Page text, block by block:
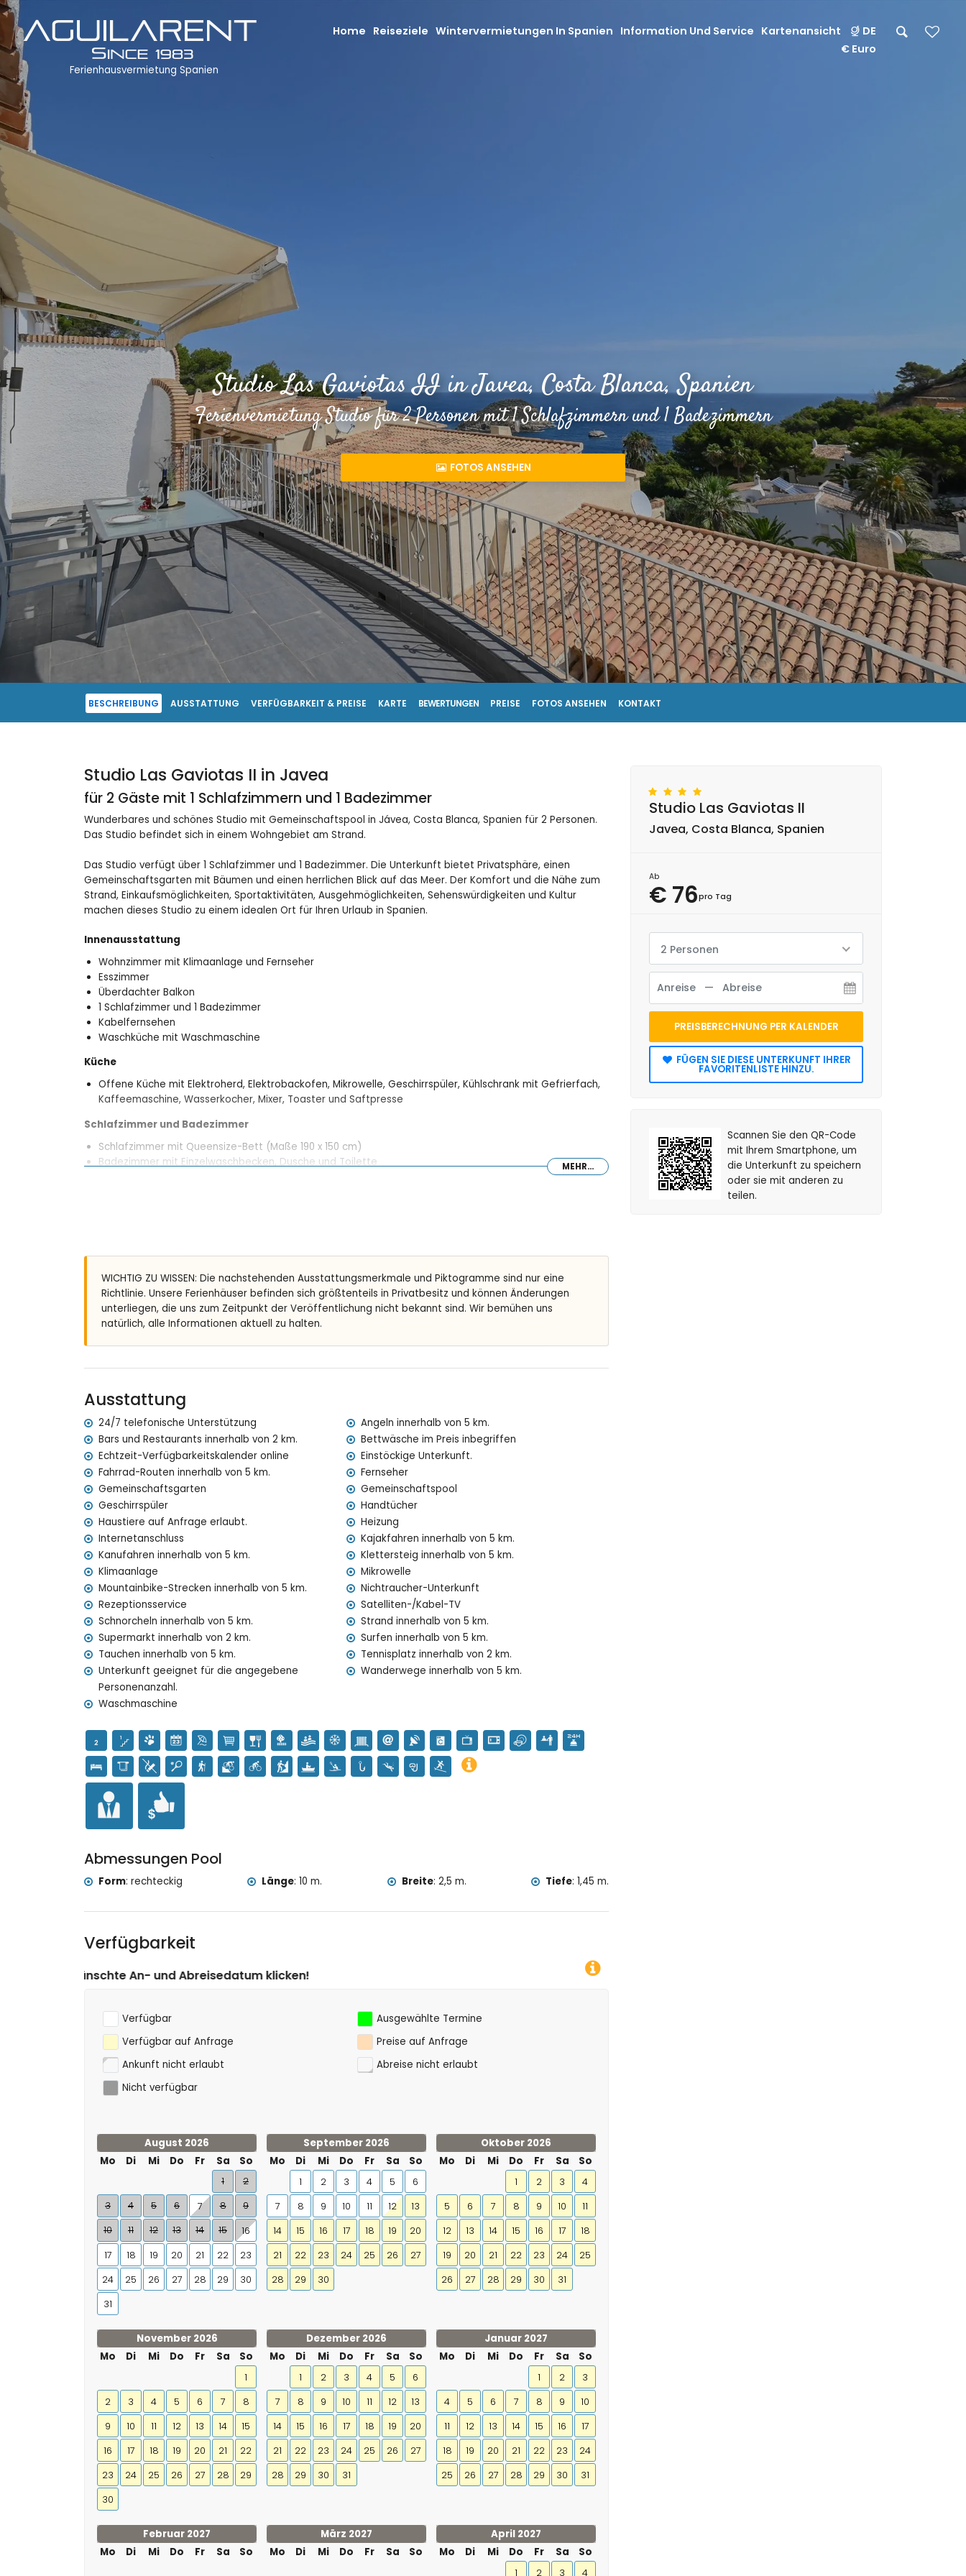
Studio Las Gaviotas II in Javea, Costa Blanca, Spanien
Ferienvermietung Studio für 2 Personen mit 1 Schlafzimmern und 1 Badezimmern
FOTOS ANSEHEN
BESCHREIBUNG AUSSTATTUNG VERFÜGBARKEIT & PREISE KARTE BEWERTUNGEN PREISE FOTOS ANSEHEN KONTAKT
Studio Las Gaviotas II in Javea
für 2 Gäste mit 1 Schlafzimmern und 1 Badezimmer
Wunderbares und schönes Studio mit Gemeinschaftspool in Jávea, Costa Blanca, Spanien für 2 Personen.
Das Studio befindet sich in einem Wohngebiet am Strand.
Das Studio verfügt über 1 Schlafzimmer und 1 Badezimmer. Die Unterkunft bietet Privatsphäre, einen
Gemeinschaftsgarten mit Bäumen und einen herrlichen Blick auf das Meer. Der Komfort und die Nähe zum
Strand, Einkaufsmöglichkeiten, Sportaktivitäten, Ausgehmöglichkeiten, Sehenswürdigkeiten und Kultur
machen dieses Studio zu einem idealen Ort für Ihren Urlaub in Spanien.
Innenausstattung
Wohnzimmer mit Klimaanlage und Fernseher
Esszimmer
Überdachter Balkon
1 Schlafzimmer und 1 Badezimmer
Kabelfernsehen
Waschküche mit Waschmaschine
Küche
Offene Küche mit Elektroherd, Elektrobackofen, Mikrowelle, Geschirrspüler, Kühlschrank mit Gefrierfach,
Kaffeemaschine, Wasserkocher, Mixer, Toaster und Saftpresse
Schlafzimmer und Badezimmer
Schlafzimmer mit Queensize-Bett (Maße 190 x 150 cm)
Badezimmer mit Einzelwaschbecken, Dusche und Toilette
Nächste Stadt: Jávea (innerhalb von 10 Kilometern vom Studio)
Nächster Fluss oder Ufer: Mittelmeer, Jávea (innerhalb von 5 Kilometern vom Studio)
Nächster Strand: Cala de la Barraca, Jávea (innerhalb von 5 Kilometern vom Studio)
Nächster Hafen: Duanes del Mar, Jávea (innerhalb von 10 Kilometern vom Studio)
Nächster Park: La Guardia, Jávea (innerhalb von 5 Kilometern vom Studio)
Rauchen nicht erlaubt
Bitte anfragen, ob Haustiere erlaubt sind
Die Unterkunft ist sehr geeignet für Familien mit Kindern
Anlagen und Dienstleistungen, die im Mietpreis inbegriffen sind
Internet (WiFi)
Bügeleisen und Bügelbrett
Bettwäsche und Handtücher
Empfangsservice und 24-Stunden-Notfalldienst
Luftheizung und Klimaanlage
Anlagen und Dienstleistungen gegen Aufpreis
Zusatzbett und Kinderbett (auf Anfrage)
Sehenswürdigkeiten und Kultur in Jávea, Costa Blanca
Museum (Pueblo Histórico, Jávea), Kirche (San Bartolomé, Jávea), Ruine (Pueblo Histórico, Jávea),
Denkmal (Pueblo Histórico, Jávea), architektonisches Gebäude (Pueblo Histórico, Jávea), historischer
Ort (Pueblo Histórico und Jávea) (innerhalb von 10 Kilometern von der Unterkunft)
Burg (Portal de la Vila und Denia) (innerhalb von 25 Kilometern von der Unterkunft)
Sport
Schnorcheln und Surfen (innerhalb von 5 Kilometern vom Studio)
Golf (Jávea Golf Club, Jávea) und Reiten (innerhalb von 10 Kilometern vom Studio)
MEHR...
WICHTIG ZU WISSEN: Die nachstehenden Ausstattungsmerkmale und Piktogramme sind nur eine
Richtlinie. Unsere Ferienhäuser befinden sich größtenteils in Privatbesitz und können Änderungen
unterliegen, die uns zum Zeitpunkt der Veröffentlichung nicht bekannt sind. Wir bemühen uns
natürlich, alle Informationen aktuell zu halten.
Ausstattung
24/7 telefonische Unterstützung
Angeln innerhalb von 5 km.
Bars und Restaurants innerhalb von 2 km.
Bettwäsche im Preis inbegriffen
Echtzeit-Verfügbarkeitskalender online
Einstöckige Unterkunft.
Fahrrad-Routen innerhalb von 5 km.
Fernseher
Gemeinschaftsgarten
Gemeinschaftspool
Geschirrspüler
Handtücher
Haustiere auf Anfrage erlaubt.
Heizung
Internetanschluss
Kajakfahren innerhalb von 5 km.
Kanufahren innerhalb von 5 km.
Klettersteig innerhalb von 5 km.
Klimaanlage
Mikrowelle
Mountainbike-Strecken innerhalb von 5 km.
Nichtraucher-Unterkunft
Rezeptionsservice
Satelliten-/Kabel-TV
Schnorcheln innerhalb von 5 km.
Strand innerhalb von 5 km.
Supermarkt innerhalb von 2 km.
Surfen innerhalb von 5 km.
Tauchen innerhalb von 5 km.
Tennisplatz innerhalb von 2 km.
Unterkunft geeignet für die angegebene
Personenanzahl.
Wanderwege innerhalb von 5 km.
Waschmaschine
Abmessungen Pool
Form: rechteckig Länge:10 m. Breite: 2,5 m. Tiefe: 1,45 m.
Verfügbarkeit
und Abreisedatum klicken!
Verfügbar
Ausgewählte Termine
Verfügbar auf Anfrage
Preise auf Anfrage
Ankunft nicht erlaubt
Abreise nicht erlaubt
Nicht verfügbar
August 2026
Mo
Di Mi Do Fr Sa So
1
2
3
4 5 6 7 8
9
10
11 12 13 14 15
16
17
18 19 20 21 22
23
24
25 26 27 28 29
30
31
September 2026
Mo
Di Mi Do Fr Sa So
1 2 3 4 5
6
7
8 9 10 11 12
13
14
15 16 17 18 19
20
21
22 23 24 25 26
27
28
29 30
Oktober 2026
Mo
Di Mi Do Fr Sa So
1 2 3
4
5
6 7 8 9 10
11
12
13 14 15 16 17
18
19
20 21 22 23 24
25
26
27 28 29 30 31
November 2026
Mo
Di Mi Do Fr Sa So
1
2
3 4 5 6 7
8
9
10 11 12 13 14
15
16
17 18 19 20 21
22
23
24 25 26 27 28
29
30
Dezember 2026
Mo
Di Mi Do Fr Sa So
1 2 3 4 5
6
7
8 9 10 11 12
13
14
15 16 17 18 19
20
21
22 23 24 25 26
27
28
29 30 31
Januar 2027
Mo
Di Mi Do Fr Sa So
1 2
3
4
5 6 7 8 9
10
11
12 13 14 15 16
17
18
19 20 21 22 23
24
25
26 27 28 29 30 31
Februar 2027
Mo
Di Mi Do Fr Sa So
März 2027
Mo
Di Mi Do Fr Sa So
April 2027
Mo
Di Mi Do Fr Sa So
1 2 3 4
Studio Las Gaviotas II
Javea, Costa Blanca, Spanien
Ab
€ 76pro Tag
2 Personen
PREISBERECHNUNG PER KALENDER
FÜGEN SIE DIESE UNTERKUNFT IHRER
FAVORITENLISTE HINZU.
Scannen Sie den QR-Code
mit Ihrem Smartphone, um
die Unterkunft zu speichern
oder sie mit anderen zu
teilen.
Ferienhausvermietung Spanien
Home Reiseziele Wintervermietungen In Spanien Information Und Service Kartenansicht
DE
€ Euro